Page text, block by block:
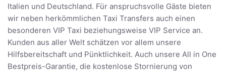
Italien und Deutschland. Für anspruchsvolle Gäste bieten
wir neben herkömmlichen Taxi Transfers auch einen
besonderen VIP Taxi beziehungsweise VIP Service an.
Kunden aus aller Welt schätzen vor allem unsere
Hilfsbereitschaft und Pünktlichkeit. Auch unsere All in One
Bestpreis-Garantie, die kostenlose Stornierung von